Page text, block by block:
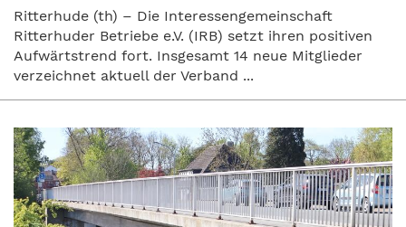
Ritterhude (th) – Die Interessengemeinschaft
Ritterhuder Betriebe e.V. (IRB) setzt ihren positiven
Aufwärtstrend fort. Insgesamt 14 neue Mitglieder
verzeichnet aktuell der Verband ...